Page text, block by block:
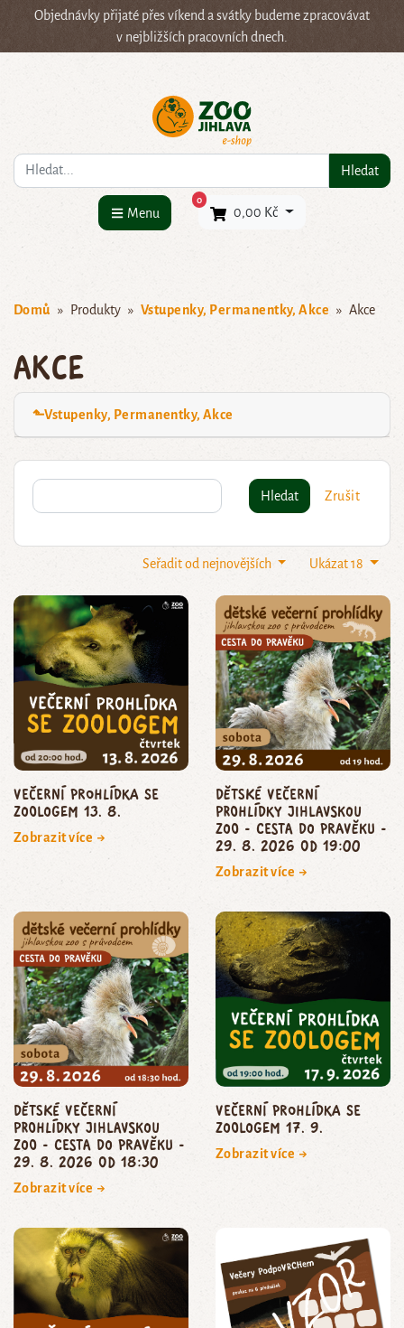
Objednávky přijaté přes víkend a svátky budeme zpracovávat
v nejbližších pracovních dnech.
Co hledáte? Hledat
Menu
0×
0,00 Kč
Domů Produkty Vstupenky, Permanentky, Akce Akce
Akce
⬑Vstupenky, Permanentky, Akce
Hledat Zrušit
Ukázat 18
Seřadit od nejnovějších
Večerní prohlídka se
zoologem 13. 8.
Zobrazit více →
dětské večerní
prohlídky jihlavskou
zoo - CESTA DO PRAVĚKU -
29. 8. 2026 od 19:00
Zobrazit více →
dětské večerní
prohlídky jihlavskou
zoo - CESTA DO PRAVĚKU -
29. 8. 2026 od 18:30
Zobrazit více →
Večerní prohlídka se
zoologem 17. 9.
Zobrazit více →